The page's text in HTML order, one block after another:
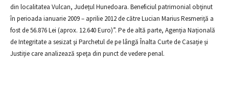
din localitatea Vulcan, Județul Hunedoara. Beneficiul patrimonial obţinut
în perioada ianuarie 2009 – aprilie 2012 de către Lucian Marius Resmeriţă a
fost de 56.876 Lei (aprox. 12.640 Euro)”. Pe de altă parte, Agenția Națională
de Integritate a sesizat şi Parchetul de pe lângă Înalta Curte de Casație și
Justiție care analizează speţa din punct de vedere penal.